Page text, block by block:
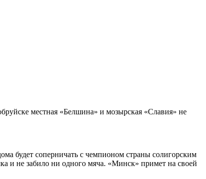
местная «Белшина» и мозырская «Славия» не
будет соперничать с чемпионом страны солигорским
и не забило ни одного мяча. «Минск» примет на своей